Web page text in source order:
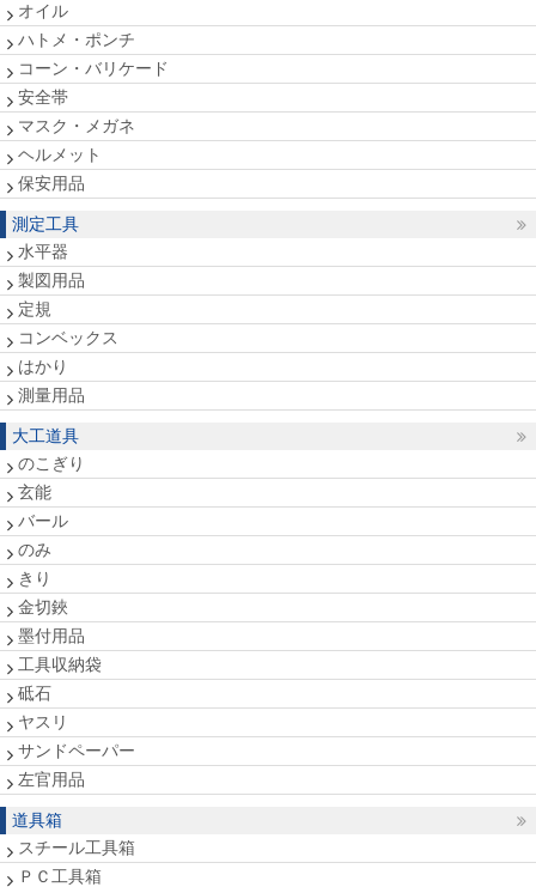
オイル
ハトメ・ポンチ
コーン・バリケード
安全帯
マスク・メガネ
ヘルメット
保安用品
測定工具
水平器
製図用品
定規
コンベックス
はかり
測量用品
大工道具
のこぎり
玄能
バール
のみ
きり
金切鋏
墨付用品
工具収納袋
砥石
ヤスリ
サンドペーパー
左官用品
道具箱
スチール工具箱
ＰＣ工具箱